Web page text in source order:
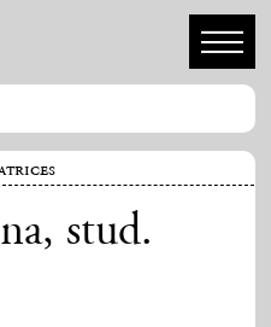
, stud.